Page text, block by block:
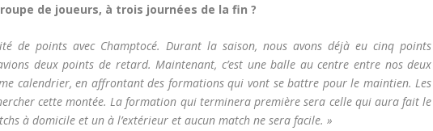
de joueurs, à trois journées de la fin ?
de points avec Champtocé. Durant la saison, nous avons déjà eu cinq points
deux points de retard. Maintenant, c’est une balle au centre entre nos deux
calendrier, en affrontant des formations qui vont se battre pour le maintien. Les
cette montée. La formation qui terminera première sera celle qui aura fait le
à domicile et un à l’extérieur et aucun match ne sera facile. »